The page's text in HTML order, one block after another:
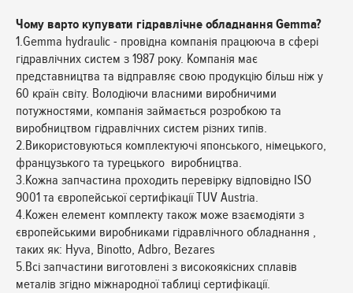
Чому варто купувати гідравлічне обладнання Gemma?
1.Gemma hydraulic - провідна компанія працююча в сфері
гідравлічних систем з 1987 року. Компанія має
представництва та відправляє свою продукцію більш ніж у
60 країн світу. Володіючи власними виробничими
потужностями, компанія займається розробкою та
виробництвом гідравлічних систем різних типів.
2.Використовуються комплектуючі японського, німецького,
французького та турецького виробництва.
3.Кожна запчастина проходить перевірку відповідно ISO
9001 та європейської сертифікації TUV Austria.
4.Кожен елемент комплекту також може взаємодіяти з
європейськими виробниками гідравлічного обладнання ,
таких як: Hyva, Binotto, Adbro, Bezares
5.Всі запчастини виготовлені з високоякісних сплавів
металів згідно міжнародної таблиці сертифікації.